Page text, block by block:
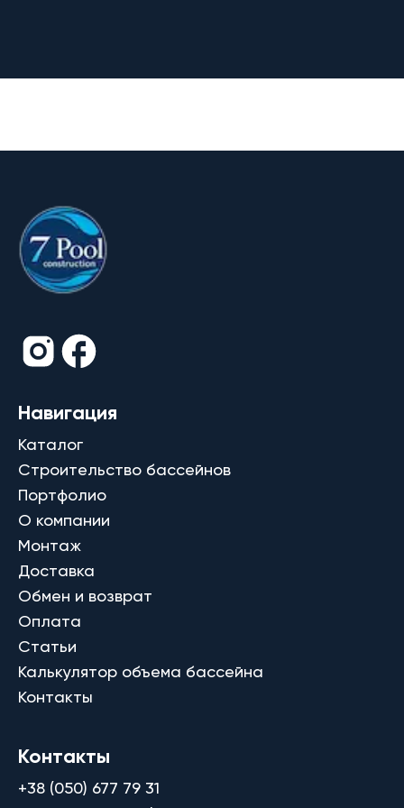
Навигация
Каталог
Строительство бассейнов
Портфолио
О компании
Монтаж
Доставка
Обмен и возврат
Оплата
Статьи
Калькулятор объема бассейна
Контакты
Контакты
+38 (050) 677 79 31